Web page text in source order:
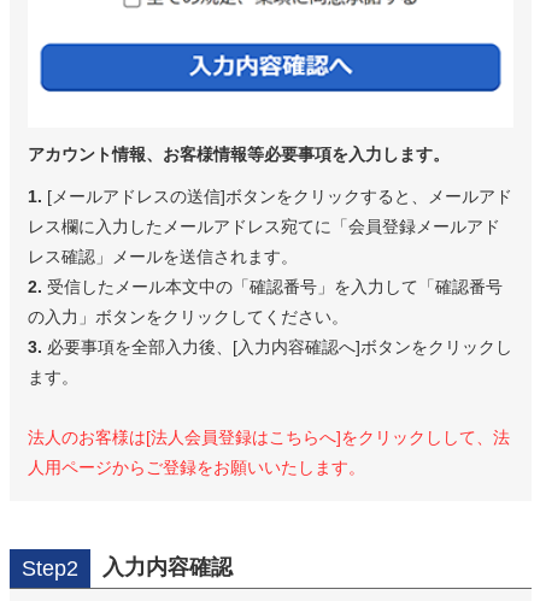
アカウント情報、お客様情報等必要事項を入力します。
1. [メールアドレスの送信]ボタンをクリックすると、メールアド
レス欄に入力したメールアドレス宛てに「会員登録メールアド
レス確認」メールを送信されます。
2. 受信したメール本文中の「確認番号」を入力して「確認番号
の入力」ボタンをクリックしてください。
3. 必要事項を全部入力後、[入力内容確認へ]ボタンをクリックし
ます。
法人のお客様は[法人会員登録はこちらへ]をクリックしして、法
人用ページからご登録をお願いいたします。
Step2 入力内容確認